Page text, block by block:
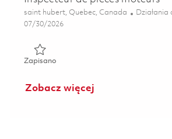
Lokalizacja
saint hubert, Quebec, Canada Kategoria
Działania
Posted Date
07/30/2026
ZapisanoZapisano Inspecteur de pièces
Zobacz więcej